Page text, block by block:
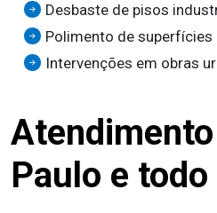
Desbaste de pisos
Polimento de
Intervenções em obras
Paulo e todo